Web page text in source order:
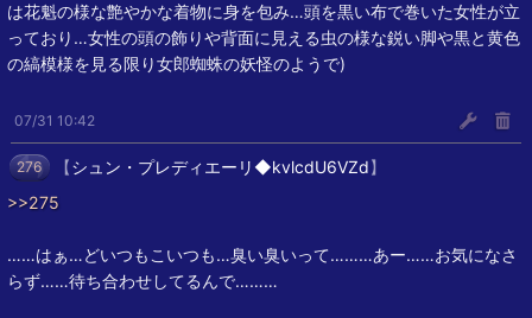
は花魁の様な艶やかな着物に身を包み…頭を黒い布で巻いた女性が立
っており…女性の頭の飾りや背面に見える虫の様な鋭い脚や黒と黄色
の縞模様を見る限り女郎蜘蛛の妖怪のようで)
07/31 10:42
276 【シュン・プレディエーリ◆kvlcdU6VZd】
>>275
……はぁ…どいつもこいつも…臭い臭いって………あー……お気になさ
らず……待ち合わせしてるんで………